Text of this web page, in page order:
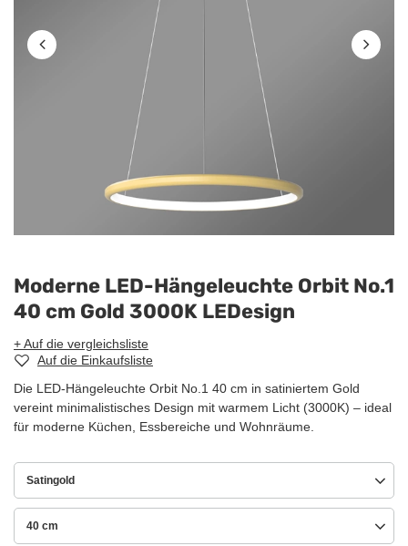
Moderne LED-Hängeleuchte Orbit No.1
40 cm Gold 3000K LEDesign
+ Auf die vergleichsliste
Auf die Einkaufsliste
Die LED-Hängeleuchte Orbit No.1 40 cm in satiniertem Gold
vereint minimalistisches Design mit warmem Licht (3000K) – ideal
für moderne Küchen, Essbereiche und Wohnräume.
Satingold
40 cm